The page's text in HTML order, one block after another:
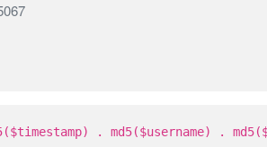
. md5($username) .